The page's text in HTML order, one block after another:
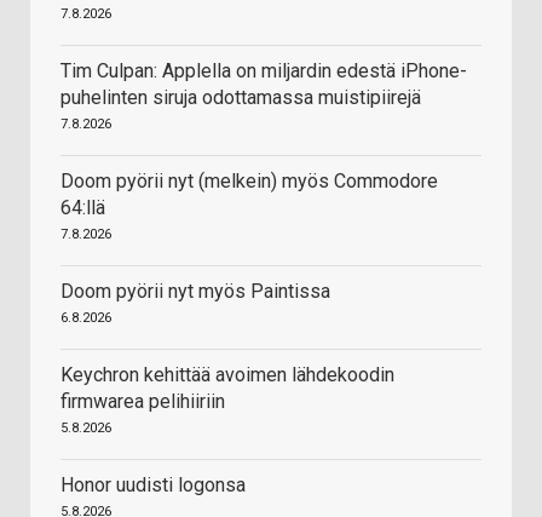
7.8.2026
Tim Culpan: Applella on miljardin edestä iPhone-
puhelinten siruja odottamassa muistipiirejä
7.8.2026
Doom pyörii nyt (melkein) myös Commodore
64:llä
7.8.2026
Doom pyörii nyt myös Paintissa
6.8.2026
Keychron kehittää avoimen lähdekoodin
firmwarea pelihiiriin
5.8.2026
Honor uudisti logonsa
5.8.2026